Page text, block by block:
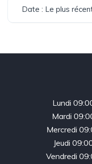
Date : Le plus
Lundi
Mardi
Mercredi
Jeudi
Vendredi